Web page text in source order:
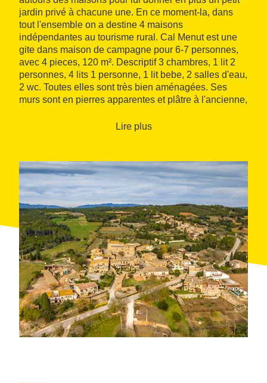
jardin privé à chacune une. En ce moment-la, dans
tout l'ensemble on a destine 4 maisons
indépendantes au tourisme rural. Cal Menut est une
gite dans maison de campagne pour 6-7 personnes,
avec 4 pieces, 120 m². Descriptif 3 chambres, 1 lit 2
personnes, 4 lits 1 personne, 1 lit bebe, 2 salles d'eau,
2 wc. Toutes elles sont très bien aménagées. Ses
murs sont en pierres apparentes et plâtre à l'ancienne,
service de TV permettant un choix de beaucoup des
électrodomestiques etc. Chaque maison elle a son
jardin avec barbecue pour jouir de la très bonne
climatologie de l'Empordà Jardin de 60 m², piscine
privee a partager. Animaux non admis, draps fournis,
serviettes fournies. Et si vous aimez l'équitation de
loisirs nous vous invitons à repartir avec nous les
randonnées et les balades pour la champagne donc
vous trouverez la véritable équitation des randonnées.
Vous pouvez visiter tous les petits villages de la Costa
Brava. L'Escala et son village romain de Empurias, le
petit village d'Ullastret et son peuplé ibérique, et
autres. A 25 km. il y a le village de Figueres avec le
musée Dali et a 28 km. il y a le capital du
département, Girona.
Lire plus